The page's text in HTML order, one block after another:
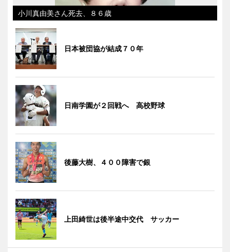
小川真由美さん死去、８６歳
日本被団協が結成７０年
日南学園が２回戦へ 高校野球
後藤大樹、４００障害で銀
上田綺世は後半途中交代 サッカー